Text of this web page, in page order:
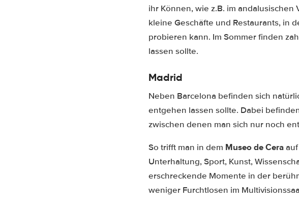
ihr Können, wie z.B. im
kleine Geschäfte und Restaurants, in
probieren kann. Im Sommer finden
lassen sollte.
Madrid
Neben Barcelona befinden sich
entgehen lassen sollte. Dabei
zwischen denen man sich nur noch
So trifft man in dem Museo de Cera
Unterhaltung, Sport, Kunst,
erschreckende Momente in der
weniger Furchtlosen im